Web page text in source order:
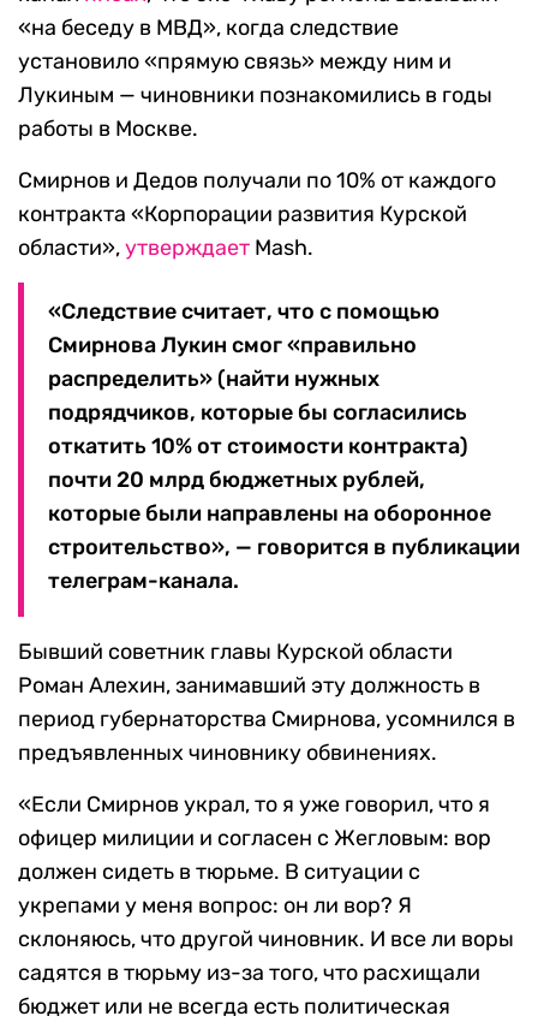
«на беседу в МВД», когда следствие
установило «прямую связь» между ним и
Лукиным — чиновники познакомились в годы
работы в Москве.
Смирнов и Дедов получали по 10% от каждого
контракта «Корпорации развития Курской
области»,утверждает Mash.
«Следствие считает, что с помощью
Смирнова Лукин смог «правильно
распределить» (найти нужных
подрядчиков, которые бы согласились
откатить 10% от стоимости контракта)
почти 20 млрд бюджетных рублей,
которые были направлены на оборонное
строительство», — говорится в публикации
телеграм-канала.
Бывший советник главы Курской области
Роман Алехин, занимавший эту должность в
период губернаторства Смирнова, усомнился в
предъявленных чиновнику обвинениях.
«Если Смирнов украл, то я уже говорил, что я
офицер милиции и согласен с Жегловым: вор
должен сидеть в тюрьме. В ситуации с
укрепами у меня вопрос: он ли вор? Я
склоняюсь, что другой чиновник. И все ли воры
садятся в тюрьму из-за того, что расхищали
бюджет или не всегда есть политическая